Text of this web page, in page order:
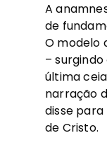
A
de
O modelo
–
última
narração
disse
de Cristo.